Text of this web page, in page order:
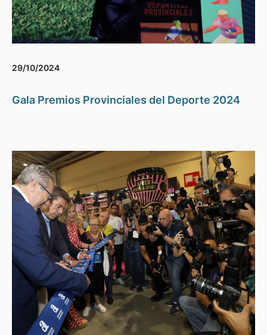
29/10/2024
Gala Premios Provinciales del Deporte 2024